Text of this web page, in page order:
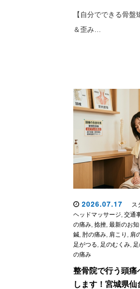
【自分でできる骨
＆歪み…
2026.07.17 ス
ヘッドマッサージ, 交通
の痛み, 捻挫, 最新のお
鍼, 肘の痛み, 肩こり , 肩
足がつる, 足のむくみ, 足
の痛み
整骨院で行う頭痛
します！宮城県